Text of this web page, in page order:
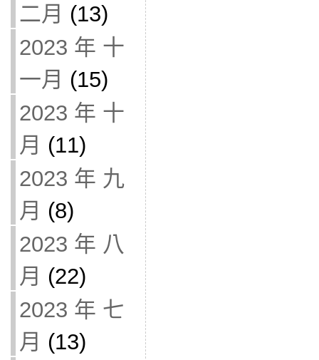
二月 (13)
2023 年 十
一月 (15)
2023 年 十
月 (11)
2023 年 九
月 (8)
2023 年 八
月 (22)
2023 年 七
月 (13)